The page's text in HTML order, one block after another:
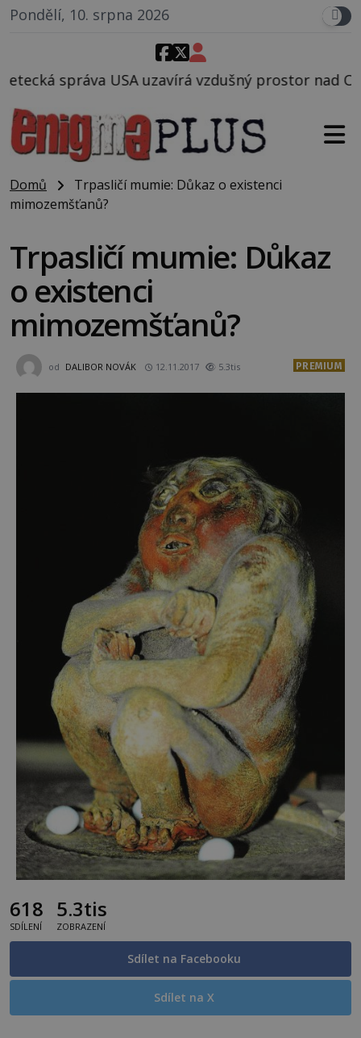
Pondělí, 10. srpna 2026
vzdušný prostor nad Oblastí 51, mohlo to
Domů
Trpasličí mumie: Důkaz o existenci
mimozemšťanů?
Trpasličí mumie: Důkaz
o existenci
mimozemšťanů?
od DALIBOR NOVÁK 12.11.2017 5.3tis PREMIUM
618
SDÍLENÍ
5.3tis
ZOBRAZENÍ
Sdílet na Facebooku
Sdílet na X